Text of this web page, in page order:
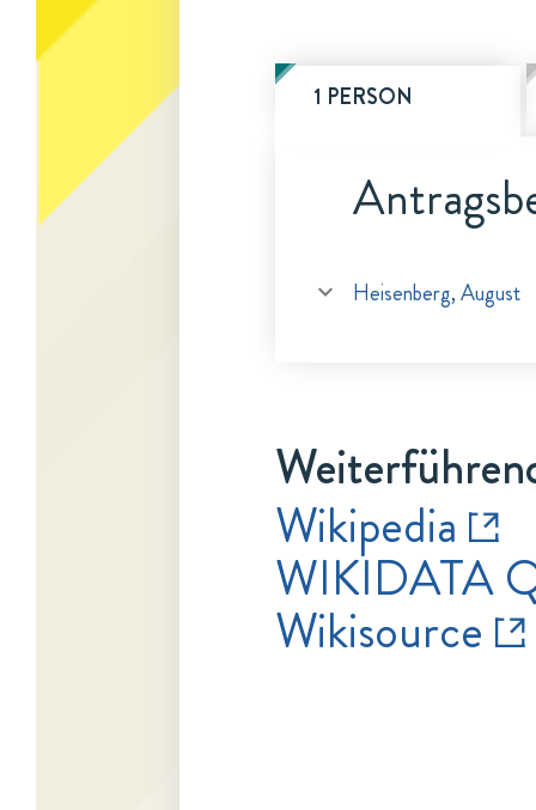
1 PERSON
Heisenberg, August
Wikipedia
WIKIDATA
Wikisource